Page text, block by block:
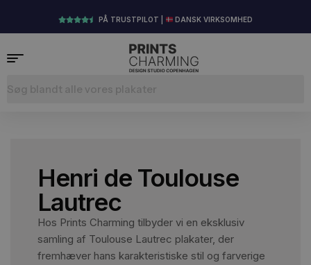
PÅ TRUSTPILOT | DANSK VIRKSOMHED
Henri de Toulouse
Lautrec
Hos Prints Charming tilbyder vi en eksklusiv
samling af Toulouse Lautrec plakater, der
fremhæver hans karakteristiske stil og farverige